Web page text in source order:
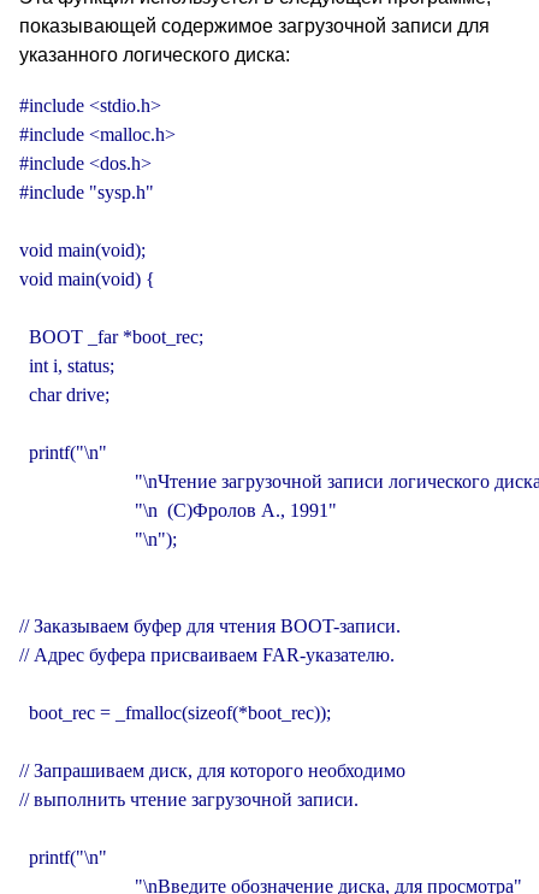
показывающей содержимое загрузочной записи для
указанного логического диска:
#include <stdio.h>
#include <malloc.h>
#include <dos.h>
#include "sysp.h"
void main(void);
void main(void) {
  BOOT _far *boot_rec;
  int i, status;
  char drive;
  printf("\n"
"\nЧтение загрузочной записи логического
                        "\n  (C)Фролов А., 1991"
                        "\n");
// Заказываем буфер для чтения BOOT-записи.
// Адрес буфера присваиваем FAR-указателю.
  boot_rec = _fmalloc(sizeof(*boot_rec));
// Запрашиваем диск, для которого необходимо
// выполнить чтение загрузочной записи.
  printf("\n"
                        "\nВведите обозначение диска, для просмотра"